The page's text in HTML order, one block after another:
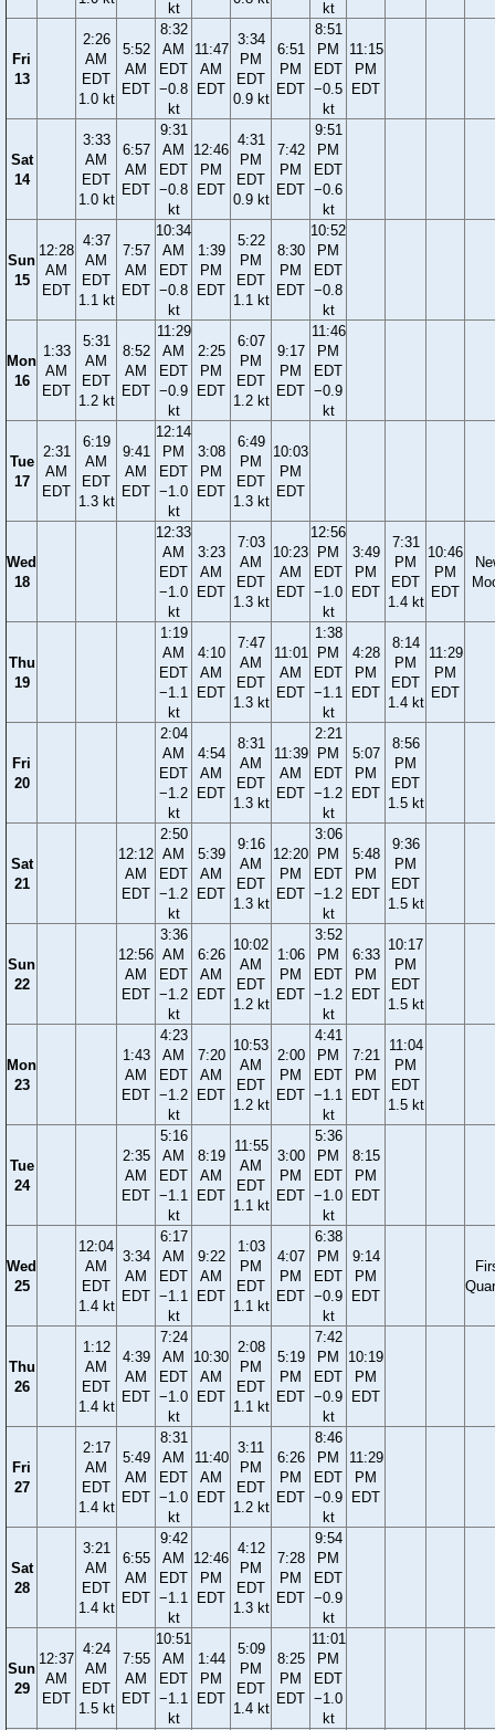
kt kt
Fri
13
2:26
AM
EDT
1.0 kt
5:52
AM
EDT
8:32
AM
EDT
−0.8
kt
11:47
AM
EDT
3:34
PM
EDT
0.9 kt
6:51
PM
EDT
8:51
PM
EDT
−0.5
kt
11:15
PM
EDT
Sat
14
3:33
AM
EDT
1.0 kt
6:57
AM
EDT
9:31
AM
EDT
−0.8
kt
12:46
PM
EDT
4:31
PM
EDT
0.9 kt
7:42
PM
EDT
9:51
PM
EDT
−0.6
kt
Sun
15
12:28
AM
EDT
4:37
AM
EDT
1.1 kt
7:57
AM
EDT
10:34
AM
EDT
−0.8
kt
1:39
PM
EDT
5:22
PM
EDT
1.1 kt
8:30
PM
EDT
10:52
PM
EDT
−0.8
kt
Mon
16
1:33
AM
EDT
5:31
AM
EDT
1.2 kt
8:52
AM
EDT
11:29
AM
EDT
−0.9
kt
2:25
PM
EDT
6:07
PM
EDT
1.2 kt
9:17
PM
EDT
11:46
PM
EDT
−0.9
kt
Tue
17
2:31
AM
EDT
6:19
AM
EDT
1.3 kt
9:41
AM
EDT
12:14
PM
EDT
−1.0
kt
3:08
PM
EDT
6:49
PM
EDT
1.3 kt
10:03
PM
EDT
Wed
18
12:33
AM
EDT
−1.0
kt
3:23
AM
EDT
7:03
AM
EDT
1.3 kt
10:23
AM
EDT
12:56
PM
EDT
−1.0
kt
3:49
PM
EDT
7:31
PM
EDT
1.4 kt
10:46
PM
EDT
Thu
19
1:19
AM
EDT
−1.1
kt
4:10
AM
EDT
7:47
AM
EDT
1.3 kt
11:01
AM
EDT
1:38
PM
EDT
−1.1
kt
4:28
PM
EDT
8:14
PM
EDT
1.4 kt
11:29
PM
EDT
Fri
20
2:04
AM
EDT
−1.2
kt
4:54
AM
EDT
8:31
AM
EDT
1.3 kt
11:39
AM
EDT
2:21
PM
EDT
−1.2
kt
5:07
PM
EDT
8:56
PM
EDT
1.5 kt
Sat
21
12:12
AM
EDT
2:50
AM
EDT
−1.2
kt
5:39
AM
EDT
9:16
AM
EDT
1.3 kt
12:20
PM
EDT
3:06
PM
EDT
−1.2
kt
5:48
PM
EDT
9:36
PM
EDT
1.5 kt
Sun
22
12:56
AM
EDT
3:36
AM
EDT
−1.2
kt
6:26
AM
EDT
10:02
AM
EDT
1.2 kt
1:06
PM
EDT
3:52
PM
EDT
−1.2
kt
6:33
PM
EDT
10:17
PM
EDT
1.5 kt
Mon
23
1:43
AM
EDT
4:23
AM
EDT
−1.2
kt
7:20
AM
EDT
10:53
AM
EDT
1.2 kt
2:00
PM
EDT
4:41
PM
EDT
−1.1
kt
7:21
PM
EDT
11:04
PM
EDT
1.5 kt
Tue
24
2:35
AM
EDT
5:16
AM
EDT
−1.1
kt
8:19
AM
EDT
11:55
AM
EDT
1.1 kt
3:00
PM
EDT
5:36
PM
EDT
−1.0
kt
8:15
PM
EDT
Wed
25
12:04
AM
EDT
1.4 kt
3:34
AM
EDT
6:17
AM
EDT
−1.1
kt
9:22
AM
EDT
1:03
PM
EDT
1.1 kt
4:07
PM
EDT
6:38
PM
EDT
−0.9
kt
9:14
PM
EDT
Thu
26
1:12
AM
EDT
1.4 kt
4:39
AM
EDT
7:24
AM
EDT
−1.0
kt
10:30
AM
EDT
2:08
PM
EDT
1.1 kt
5:19
PM
EDT
7:42
PM
EDT
−0.9
kt
10:19
PM
EDT
Fri
27
2:17
AM
EDT
1.4 kt
5:49
AM
EDT
8:31
AM
EDT
−1.0
kt
11:40
AM
EDT
3:11
PM
EDT
1.2 kt
6:26
PM
EDT
8:46
PM
EDT
−0.9
kt
11:29
PM
EDT
Sat
28
3:21
AM
EDT
1.4 kt
6:55
AM
EDT
9:42
AM
EDT
−1.1
kt
12:46
PM
EDT
4:12
PM
EDT
1.3 kt
7:28
PM
EDT
9:54
PM
EDT
−0.9
kt
Sun
29
12:37
AM
EDT
4:24
AM
EDT
1.5 kt
7:55
AM
EDT
10:51
AM
EDT
−1.1
kt
1:44
PM
EDT
5:09
PM
EDT
1.4 kt
8:25
PM
EDT
11:01
PM
EDT
−1.0
kt